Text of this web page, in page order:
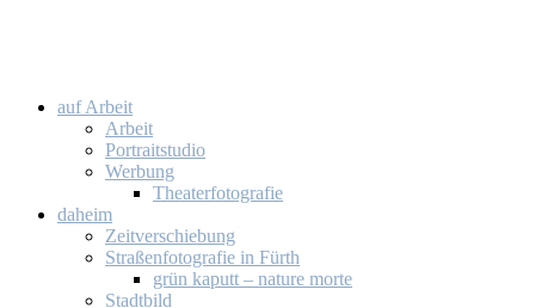
auf Ar­beit
Ar­beit
Por­trait­stu­dio
Wer­bung
Thea­ter­fo­to­gra­fie
da­heim
Zeit­ver­schie­bung
Stra­ßen­fo­to­gra­fie in Fürth
grün ka­putt – na­tu­re mor­te
Stadt­bild